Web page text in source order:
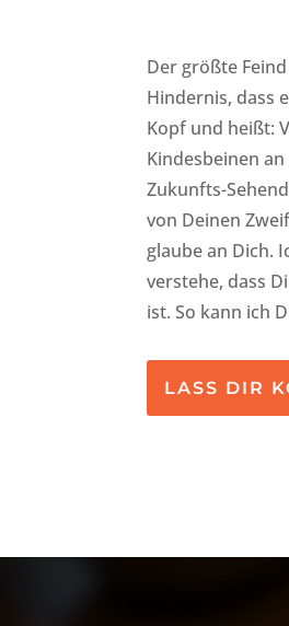
Der größte
Hindernis, dass
Kopf und heißt:
Kindesbeinen
Zukunfts-
von Deinen
glaube an Dich.
verstehe, dass
ist. So kann ich
LASS DIR